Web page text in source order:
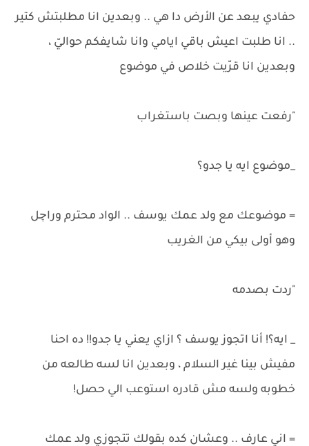
حفادي يبعد عن الأرض دا هي .. وبعدين انا مطلبتش كتير
.. انا طلبت اعيش باقي ايامي وانا شايفكم حواليّ ،
وبعدين انا قرّيت خلاص في موضوع
"رفعت عينها وبصت باستغراب
_موضوع ايه يا جدو؟
= موضوعك مع ولد عمك يوسف .. الواد محترم وراچل
وهو أولى بيكي من الغريب
"ردت بصدمه
_ ايه؟! أنا اتجوز يوسف ؟ ازاي يعني يا جدو!! ده احنا
مفيش بينا غير السلام ، وبعدين انا لسه طالعه من
خطوبه ولسه مش قادره استوعب الي حصل!
= اني عارف .. وعشان كده بقولك تتجوزي ولد عمك